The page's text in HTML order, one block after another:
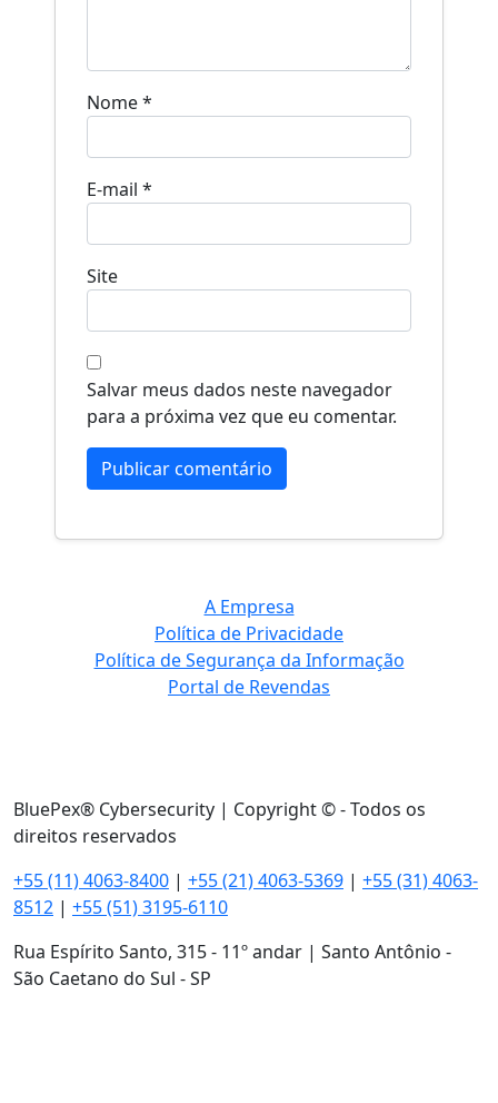
Nome*
E-mail*
Site
Salvar meus dados neste navegador
para a próxima vez que eu comentar.
A Empresa
Política de Privacidade
Política de Segurança da Informação
Portal de Revendas
BluePex® Cybersecurity | Copyright © - Todos os
direitos reservados
+55 (11) 4063-8400 | +55 (21) 4063-5369 | +55 (31) 4063-
8512 | +55 (51) 3195-6110
Rua Espírito Santo, 315 - 11º andar | Santo Antônio -
São Caetano do Sul - SP